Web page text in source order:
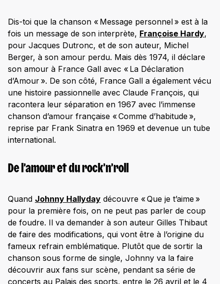
Dis-toi que la chanson « Message personnel » est à la
fois un message de son interprète, Françoise Hardy,
pour Jacques Dutronc, et de son auteur, Michel
Berger, à son amour perdu. Mais dès 1974, il déclare
son amour à France Gall avec « La Déclaration
d’Amour ». De son côté, France Gall a également vécu
une histoire passionnelle avec Claude François, qui
racontera leur séparation en 1967 avec l’immense
chanson d’amour française « Comme d’habitude »,
reprise par Frank Sinatra en 1969 et devenue un tube
international.
De l’amour et du rock’n’roll
Quand Johnny Hallyday découvre « Que je t’aime »
pour la première fois, on ne peut pas parler de coup
de foudre. Il va demander à son auteur Gilles Thibaut
de faire des modifications, qui vont être à l’origine du
fameux refrain emblématique. Plutôt que de sortir la
chanson sous forme de single, Johnny va la faire
découvrir aux fans sur scène, pendant sa série de
concerts au Palais des sports, entre le 26 avril et le 4